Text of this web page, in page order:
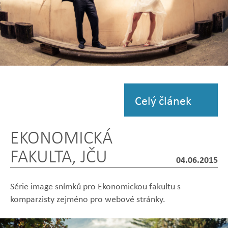
Celý článek
EKONOMICKÁ
FAKULTA, JČU
04.06.2015
Série image snímků pro Ekonomickou fakultu s
komparzisty zejméno pro webové stránky.